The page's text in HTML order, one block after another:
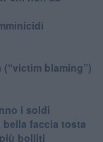
blaming”)
i soldi
bella faccia tosta
bolliti